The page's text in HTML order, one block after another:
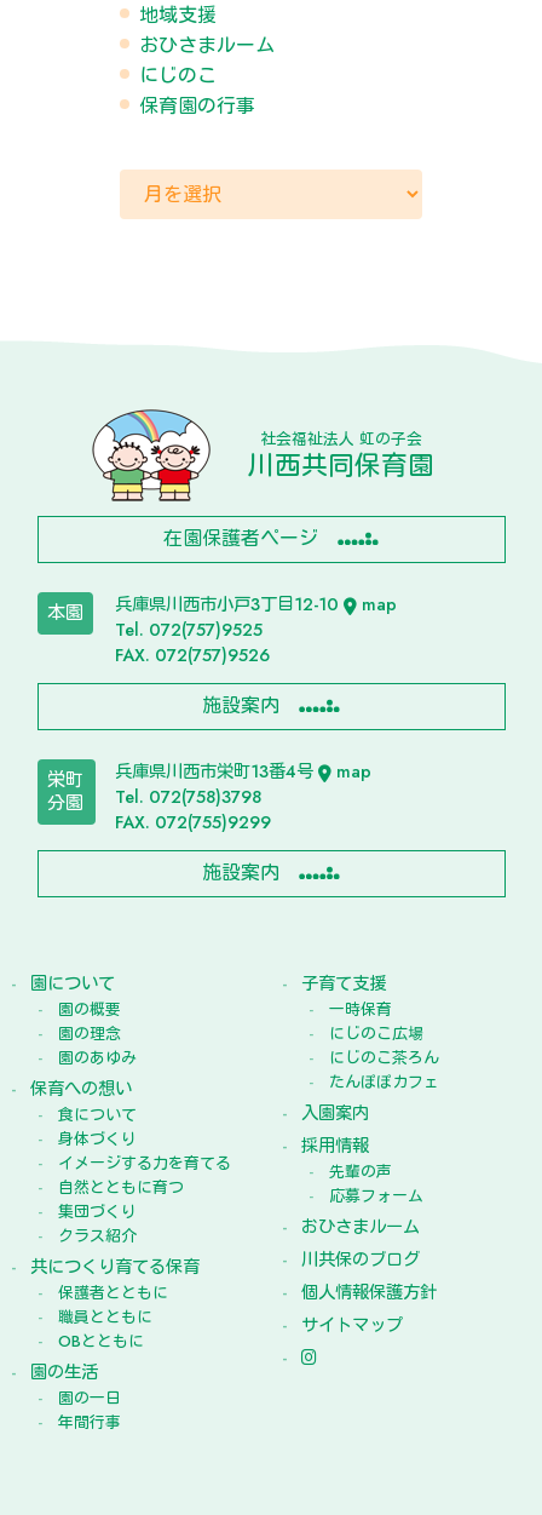
地域支援
おひさまルーム
にじのこ
保育園の行事
社会福祉法人 虹の子会
川西共同保育園
在園保護者ページ
本園 兵庫県川西市小戸3丁目12-10
map
Tel. 072(757)9525
FAX. 072(757)9526
施設案内
栄町
分園
兵庫県川西市栄町13番4号
map
Tel. 072(758)3798
FAX. 072(755)9299
施設案内
園について
園の概要
園の理念
園のあゆみ
保育への想い
食について
身体づくり
イメージする力を育てる
自然とともに育つ
集団づくり
クラス紹介
共につくり育てる保育
保護者とともに
職員とともに
OBとともに
園の生活
園の一日
年間行事
子育て支援
一時保育
にじのこ広場
にじのこ茶ろん
たんぽぽカフェ
入園案内
採用情報
先輩の声
応募フォーム
おひさまルーム
川共保のブログ
個人情報保護方針
サイトマップ